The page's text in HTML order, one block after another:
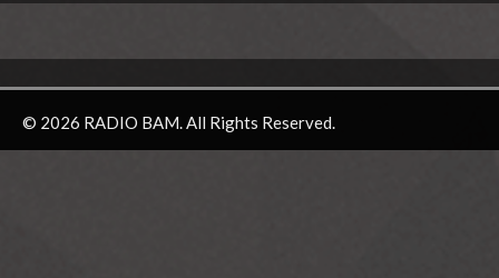
© 2026 RADIO BAM. All Rights Reserved.